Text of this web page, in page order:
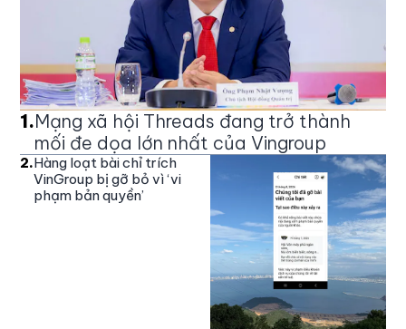
1.Mạng xã hội Threads đang trở thành
mối đe dọa lớn nhất của Vingroup
2.Hàng loạt bài chỉ trích
VinGroup bị gỡ bỏ vì ‘vi
phạm bản quyền’